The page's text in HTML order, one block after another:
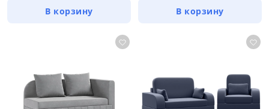
В корзину В корзину